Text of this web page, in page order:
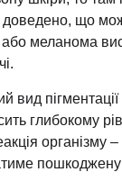
доведено, що
або меланома
вид
глибокому
організму
пошкоджену